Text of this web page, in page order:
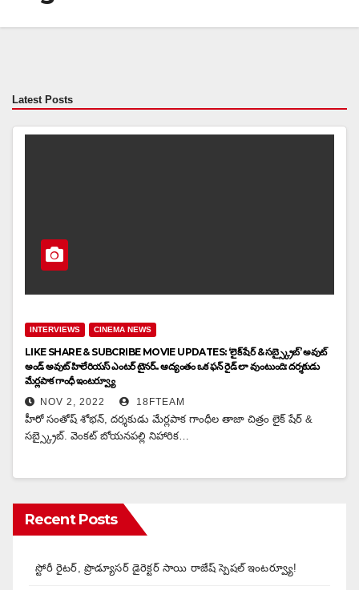
Latest Posts
INTERVIEWS CINEMA NEWS
LIKE SHARE & SUBCRIBE MOVIE UPDATES: ‘లైక్ షేర్ & సబ్స్క్రైబ్’ అవుట్
అండ్ అవుట్ హిలేరియస్ ఎంటర్ టైనర్.. ఆద్యంతం ఒక ఫన్ రైడ్ లా వుంటుంది: దర్శకుడు
మేర్లపాక గాంధీ ఇంటర్వ్యూ
NOV 2, 2022 18FTEAM
హీరో సంతోష్ శోభన్, దర్శకుడు మేర్లపాక గాంధీల తాజా చిత్రం లైక్ షేర్ &
సబ్స్క్రైబ్. వెంకట్ బోయనపల్లి నిహారిక…
Recent Posts
స్టోరీ రైటర్, ప్రొడ్యూసర్ డైరెక్టర్ సాయి రాజేష్ స్పెషల్ ఇంటర్వ్యూ!